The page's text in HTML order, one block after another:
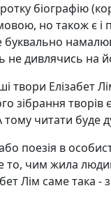
біографію
но також є і
не дивлячись на
твори Елізабет
зібрання творів є
читати буде
поезія в
то, чим жила
Лім саме така